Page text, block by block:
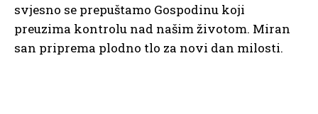
svjesno se prepuštamo Gospodinu koji
preuzima kontrolu nad našim životom. Miran
san priprema plodno tlo za novi dan milosti.